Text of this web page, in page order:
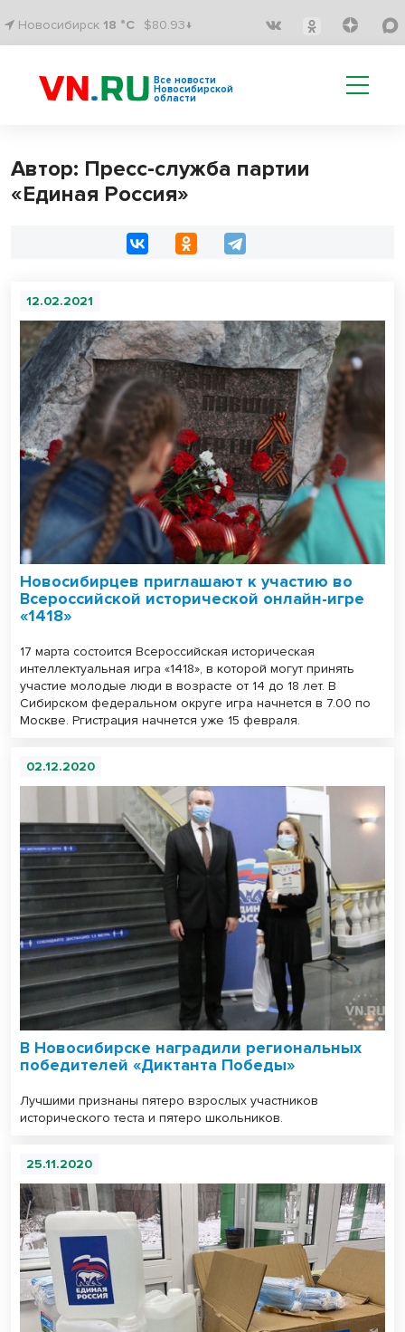
Новосибирск 18 °C $80.93↓
Все новости
Новосибирской
области
Автор: Пресс-служба партии
«Единая Россия»
12.02.2021
Новосибирцев приглашают к участию во
Всероссийской исторической онлайн-игре
«1418»
17 марта состоится Всероссийская историческая
интеллектуальная игра «1418», в которой могут принять
участие молодые люди в возрасте от 14 до 18 лет. В
Сибирском федеральном округе игра начнется в 7.00 по
Москве. Ргистрация начнется уже 15 февраля.
02.12.2020
В Новосибирске наградили региональных
победителей «Диктанта Победы»
Лучшими признаны пятеро взрослых участников
исторического теста и пятеро школьников.
25.11.2020